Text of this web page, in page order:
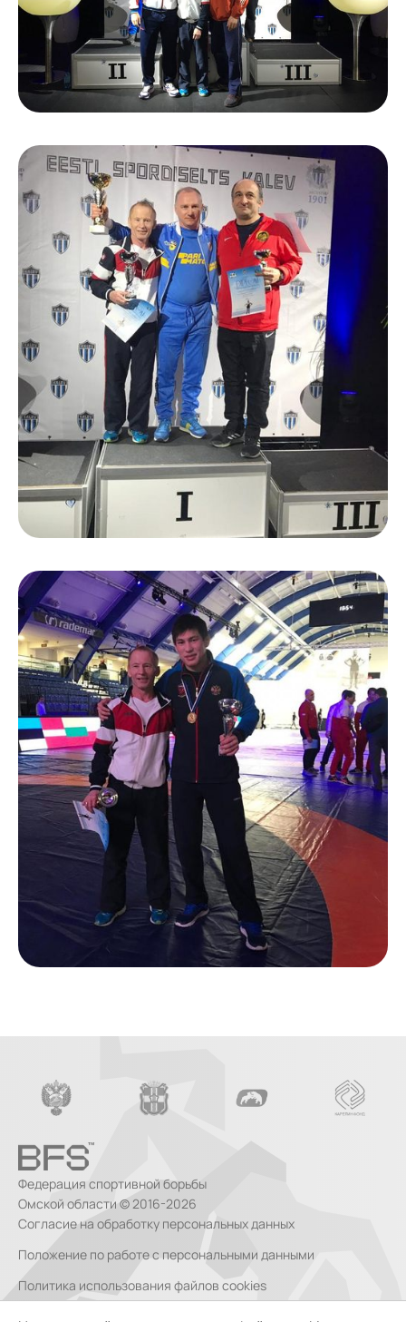
Федерация спортивной борьбы
Омской области © 2016-2026
Согласие на обработку персональных данных
Положение по работе с персональными данными
Политика использования файлов cookies